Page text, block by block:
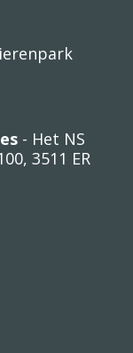
- Het NS
3511 ER